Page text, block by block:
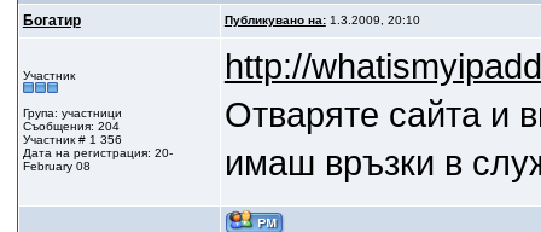
Богатир Публикувано на:1.3.2009, 20:10
Участник
Група: участници
Съобщения: 204
Участник # 1 356
Дата на регистрация: 20-
February 08
http://
Отваряте сайта и
имаш връзки в